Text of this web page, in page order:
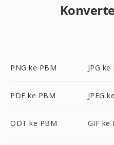
PNG ke PBM JPG ke
PDF ke PBM JPEG
ODT ke PBM GIF ke